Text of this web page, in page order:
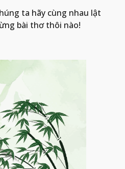
ta hãy cùng nhau lật
bài thơ thôi nào!